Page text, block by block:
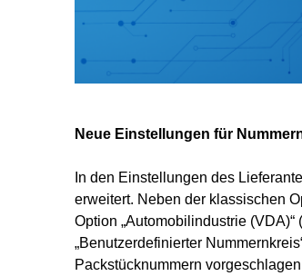
Neue Einstellungen für
In den Einstellungen des
erweitert. Neben der klassischen
Option „Automobilindustrie
„Benutzerdefinierter
Packstücknummern